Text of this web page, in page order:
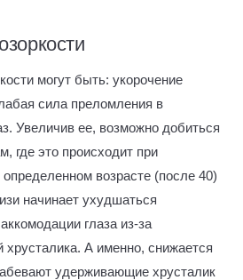
могут быть: укорочение
сила преломления в
Увеличив ее, возможно добиться
где это происходит при
возрасте (после 40)
начинает ухудшаться
глаза из-за
хрусталика. А именно, снижается
удерживающие хрусталик